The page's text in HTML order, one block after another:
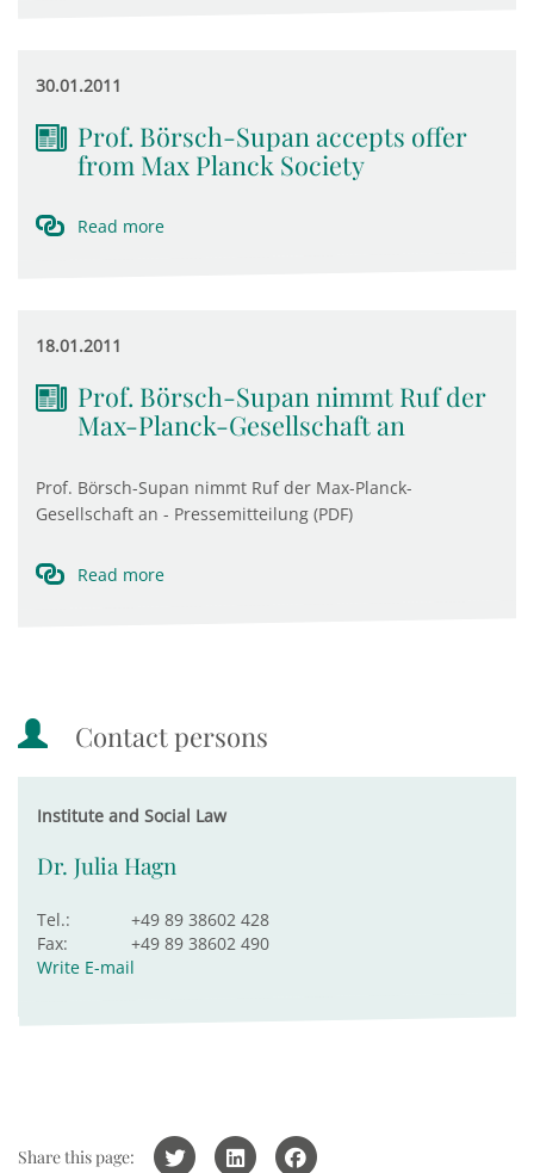
30.01.2011
Prof. Börsch-Supan accepts offer
from Max Planck Society
Read more
18.01.2011
Prof. Börsch-Supan nimmt Ruf der
Max-Planck-Gesellschaft an
Prof. Börsch-Supan nimmt Ruf der Max-Planck-
Gesellschaft an - Pressemitteilung (PDF)
Read more
Contact persons
Institute and Social Law
Dr. Julia Hagn
Tel.:
+49 89 38602 428
Fax:
+49 89 38602 490
Write E-mail
Share this page: